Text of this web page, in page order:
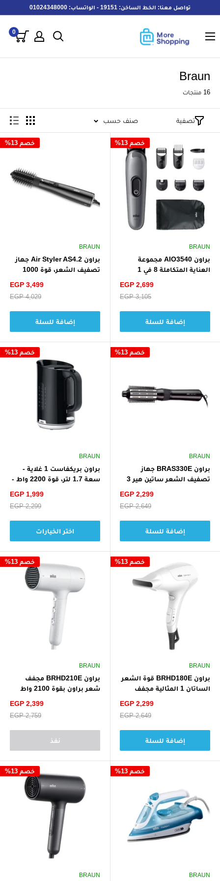
المحتوى
تواصل معنا: الخط الساخن: 19151 - الواتساب: 01024348000
0
Braun
16 منتجات
تصفية صنف حسب
خصم 13%
BRAUN
براون AIO3540 مجموعة
العناية المتكاملة 8 في 1
سعر
EGP 2,699
سعر
EGP 3,105
إضافة للسلة
خصم 13%
BRAUN
براون Air Styler AS4.2 جهاز
تصفيف الشعر، قوة 1000
للتجفيف والتصفيف والتشكيل
سعر
EGP 3,499
سعر
EGP 4,029
إضافة للسلة
خصم 13%
BRAUN
براون BRAS330E جهاز
تصفيف الشعر ساتين هير 3
سعر
EGP 2,299
سعر
EGP 2,649
إضافة للسلة
خصم 13%
BRAUN
براون بريكفاست 1 غلاية -
سعة 1.7 لتر، قوة 2200 واط -
سعر
EGP 1,999
سعر
EGP 2,299
اختر الخيارات
خصم 13%
BRAUN
براون BRHD180E قوة الشعر
الساتان 1 المثالية مجفف
سعر
EGP 2,299
سعر
EGP 2,649
إضافة للسلة
خصم 13%
BRAUN
براون BRHD210E مجفف
شعر براون بقوة 2100 واط
لجميع أنواع الشعر - أبيض
سعر
EGP 2,399
سعر
EGP 2,759
نفذ
خصم 13%
BRAUN
خصم 13%
BRAUN